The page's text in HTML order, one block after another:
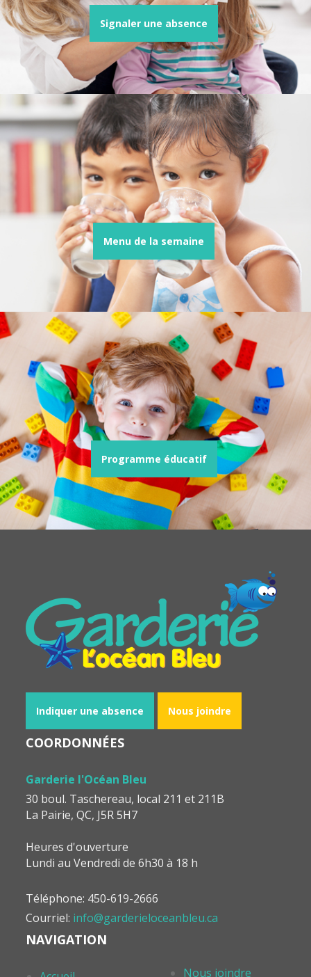
Signaler une absence
Menu de la semaine
Programme éducatif
Indiquer une absence Nous joindre
COORDONNÉES
Garderie l'Océan Bleu
30 boul. Taschereau, local 211 et 211B
La Pairie, QC, J5R 5H7
Heures d'ouverture
Lundi au Vendredi de 6h30 à 18 h
Téléphone: 450-619-2666
Courriel: info@garderieloceanbleu.ca
NAVIGATION
Nous joindre